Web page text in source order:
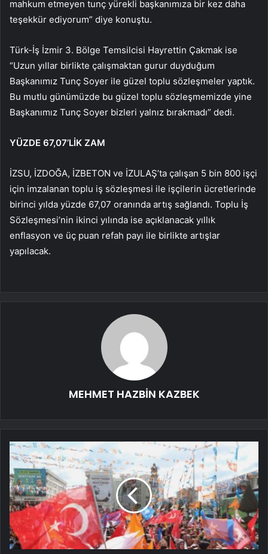
mahkum etmeyen tunç yürekli başkanımıza bir kez daha
teşekkür ediyorum” diye konuştu.
Türk-İş İzmir 3. Bölge Temsilcisi Hayrettin Çakmak ise
“Uzun yıllar birlikte çalışmaktan gurur duyduğum
Başkanımız Tunç Soyer ile güzel toplu sözleşmeler yaptık.
Bu mutlu günümüzde bu güzel toplu sözleşmemizde yine
Başkanımız Tunç Soyer bizleri yalnız bırakmadı” dedi.
YÜZDE 67,07’LİK ZAM
İZSU, İZDOĞA, İZBETON ve İZULAŞ’ta çalışan 5 bin 800 işçi
için imzalanan toplu iş sözleşmesi ile işçilerin ücretlerinde
birinci yılda yüzde 67,07 oranında artış sağlandı. Toplu İş
Sözleşmesi’nin ikinci yılında ise açıklanacak yıllık
enflasyon ve üç puan refah payı ile birlikte artışlar
yapılacak.
MEHMET HAZBİN KAZBEK